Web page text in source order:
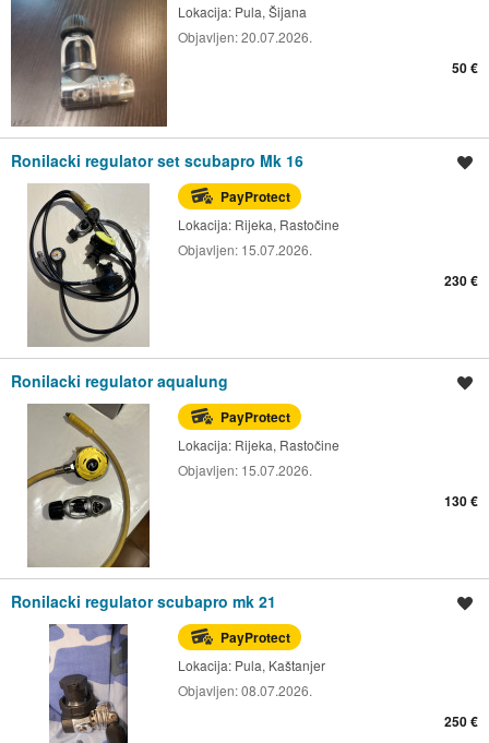
Lokacija: Pula, Šijana
Objavljen:20.07.2026.
50 €
Ronilacki regulator set scubapro Mk 16
PayProtect
Lokacija: Rijeka, Rastočine
Objavljen: 15.07.2026.
230 €
Ronilacki regulator aqualung
PayProtect
Lokacija: Rijeka, Rastočine
Objavljen: 15.07.2026.
130 €
Ronilacki regulator scubapro mk 21
PayProtect
Lokacija: Pula, Kaštanjer
Objavljen:08.07.2026.
250 €